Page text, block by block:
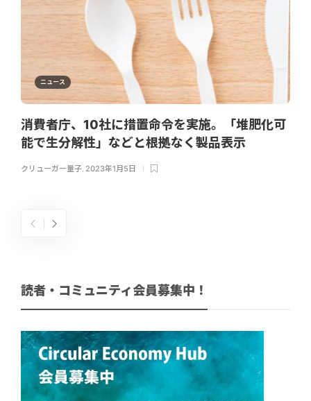
ニュース
消費者庁、10社に措置命令を実施。「堆肥化可
能で生分解性」などと根拠なく製品表示
クリューガー量子, 2023年1月5日
読者・コミュニティ会員募集中！